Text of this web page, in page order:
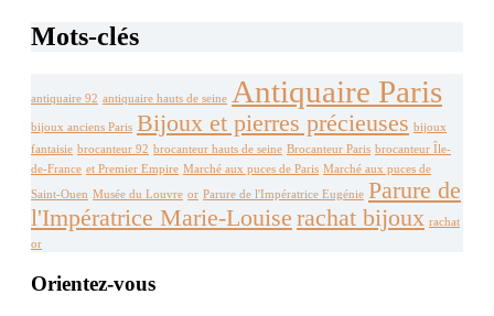
Mots-clés
antiquaire 92 antiquaire hauts de seine Antiquaire Paris
bijoux anciens Paris Bijoux et pierres précieuses bijoux
fantaisie brocanteur 92 brocanteur hauts de seine Brocanteur Paris brocanteur Île-
de-France et Premier Empire Marché aux puces de Paris Marché aux puces de
Saint-Ouen Musée du Louvre or Parure de l'Impératrice Eugénie Parure de
l'Impératrice Marie-Louise rachat bijoux rachat
or
Orientez-vous